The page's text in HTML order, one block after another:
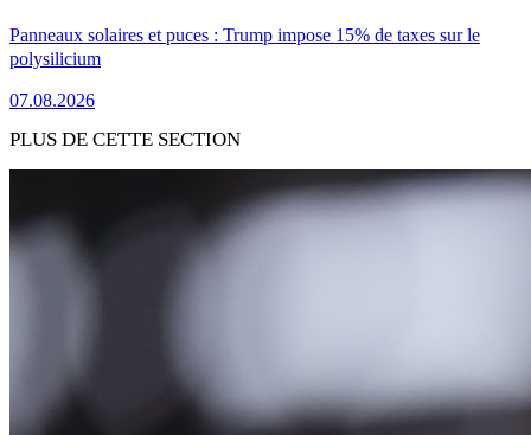
Panneaux solaires et puces : Trump impose 15% de taxes sur le
polysilicium
07.08.2026
PLUS DE CETTE SECTION